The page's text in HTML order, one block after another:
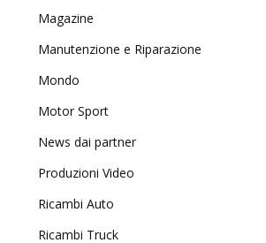
Magazine
Manutenzione e Riparazione
Mondo
Motor Sport
News dai partner
Produzioni Video
Ricambi Auto
Ricambi Truck